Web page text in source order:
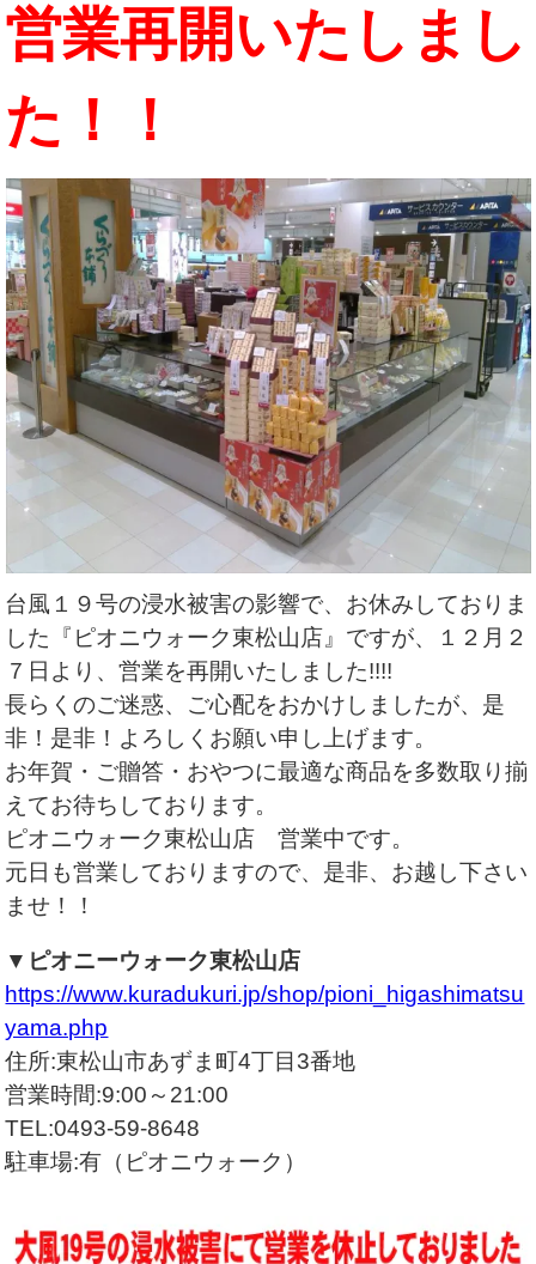
営業再開いたしまし
た！！
台風１９号の浸水被害の影響で、お休みしておりま
した『ピオニウォーク東松山店』ですが、１２月２
７日より、営業を再開いたしました!!!!
長らくのご迷惑、ご心配をおかけしましたが、是
非！是非！よろしくお願い申し上げます。
お年賀・ご贈答・おやつに最適な商品を多数取り揃
えてお待ちしております。
ピオニウォーク東松山店 営業中です。
元日も営業しておりますので、是非、お越し下さい
ませ！！
▼ピオニーウォーク東松山店
https://www.kuradukuri.jp/shop/pioni_higashimatsu
yama.php
住所:東松山市あずま町4丁目3番地
営業時間:9:00～21:00
TEL:0493-59-8648
駐車場:有（ピオニウォーク）